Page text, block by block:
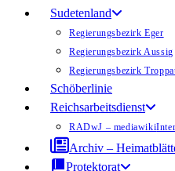
Sudetenland
Regierungsbezirk Eger
Regierungsbezirk Aussig
Regierungsbezirk
Schöberlinie
Reichsarbeitsdienst
RADwJ – mediawiki
Archiv –
Protektorat